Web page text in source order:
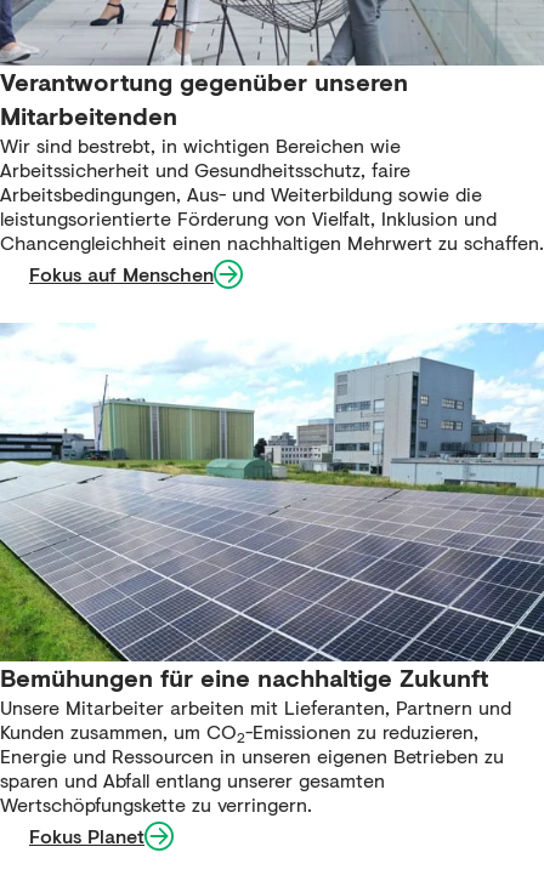
Verantwortung gegenüber unseren
Mitarbeitenden
Wir sind bestrebt, in wichtigen Bereichen wie
Arbeitssicherheit und Gesundheitsschutz, faire
Arbeitsbedingungen, Aus- und Weiterbildung sowie die
leistungsorientierte Förderung von Vielfalt, Inklusion und
Chancengleichheit einen nachhaltigen Mehrwert zu schaffen.​
Fokus auf Menschen
Bemühungen für eine nachhaltige Zukunft​
Unsere Mitarbeiter arbeiten mit Lieferanten, Partnern und
Kunden zusammen, um CO2-Emissionen zu reduzieren,
Energie und Ressourcen in unseren eigenen Betrieben zu
sparen und Abfall entlang unserer gesamten
Wertschöpfungskette zu verringern.​
Fokus Planet